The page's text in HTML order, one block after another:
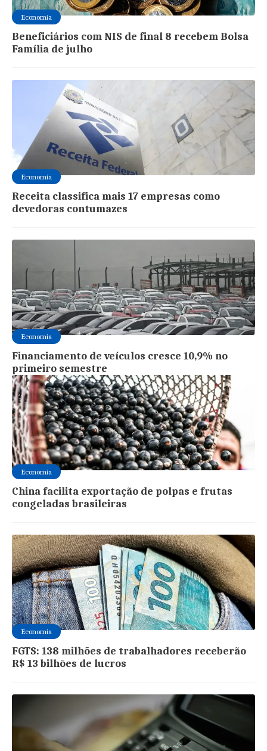
Economia
Beneficiários com NIS de final 8 recebem Bolsa
Família de julho
Economia
Receita classifica mais 17 empresas como
devedoras contumazes
Economia
Financiamento de veículos cresce 10,9% no
primeiro semestre
Economia
China facilita exportação de polpas e frutas
congeladas brasileiras
Economia
FGTS: 138 milhões de trabalhadores receberão
R$ 13 bilhões de lucros